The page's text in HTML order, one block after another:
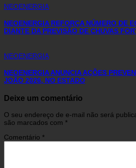
NEOENERGIA
NEOENERGIA REFORÇA NÚMERO DE
DIANTE DA PREVISÃO DE CHUVAS
NEOENERGIA
NEOENERGIA ANUNCIA AÇÕES
JOÃO 2026, NO ESTADO
Deixe um comentário
O seu endereço de e-mail não será
são marcados com *
Comentário *